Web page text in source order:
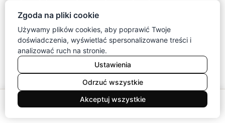
cudzych rzeczy.
Szafa do pokoju dziecka i przedpokoju
W pokoju dziecka ustaw półki na wysokości
dostępnej dla młodego użytkownika. Koniecznie
zamocuj mebel do ściany i unikaj ciężkich
przedmiotów na górze.
Zgoda na pliki cookie
Używamy plików cookies, aby poprawić Twoje
doświadczenia, wyświetlać spersonalizowane treści i
analizować ruch na stronie.
Ustawienia
Odrzuć wszystkie
Akceptuj wszystkie